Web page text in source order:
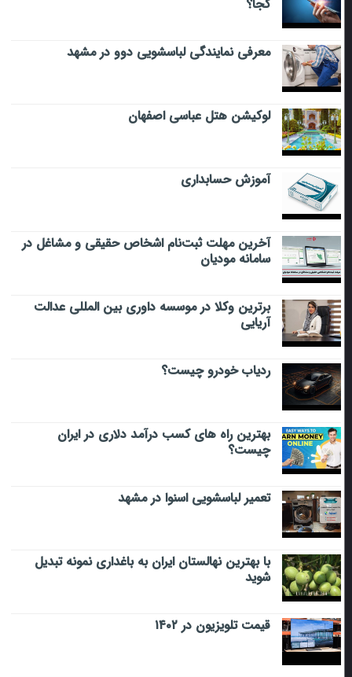
کجا؟
معرفی نمایندگی لباسشویی دوو در مشهد
لوکیشن هتل عباسی اصفهان
آموزش حسابداری
آخرین مهلت ثبت‌نام اشخاص حقیقی و مشاغل در
سامانه مودیان
برترین وکلا در موسسه داوری بین المللی عدالت
آریایی
ردیاب خودرو چیست؟
بهترین راه های کسب درآمد دلاری در ایران
چیست؟
تعمیر لباسشویی اسنوا در مشهد
با بهترین نهالستان ایران به باغداری نمونه تبدیل
شوید
قیمت تلویزیون در ۱۴۰۲